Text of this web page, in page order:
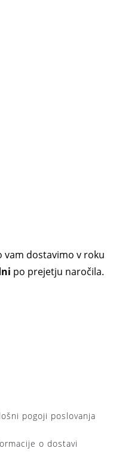
vam dostavimo v roku
po prejetju naročila.
pogoji poslovanja
o dostavi